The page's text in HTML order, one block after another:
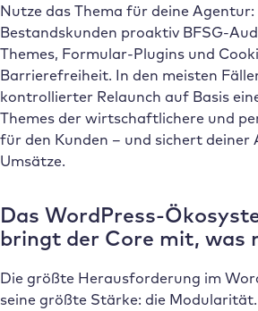
Nutze das Thema für deine Agentur:
Bestandskunden proaktiv BFSG-
Themes, Formular-Plugins und
Barrierefreiheit. In den meisten
kontrollierter Relaunch auf Basis
Themes der wirtschaftlichere und
für den Kunden – und sichert deiner
Umsätze.
Das WordPress-
bringt der Core mit, was
Die größte Herausforderung im
seine größte Stärke: die